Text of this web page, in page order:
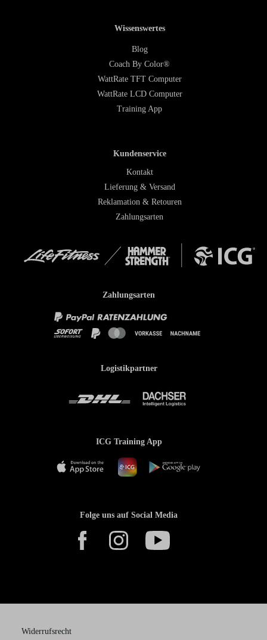
Wissenswertes
Blog
Coach By Color®
WattRate TFT Computer
WattRate LCD Computer
Training App
Kundenservice
Kontakt
Lieferung & Versand
Reklamation & Retouren
Zahlungsarten
Zahlungsarten
Logistikpartner
ICG Training App
Folge uns auf Social Media
Widerrufsrecht